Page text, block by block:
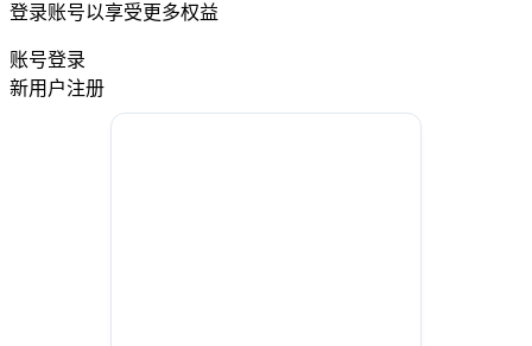
登录账号以享受更多权益
账号登录
新用户注册